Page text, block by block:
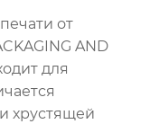
от
AND
для
хрустящей